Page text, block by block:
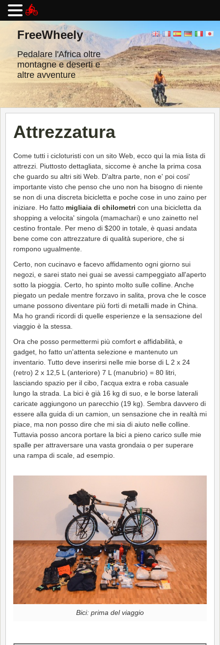
contenutoFreeWheely
Pedalare l'Africa oltre
montagne e deserti e
altre avventure
Attrezzatura
Come tutti i cicloturisti con un sito Web, ecco qui la mia lista di
attrezzi. Piuttosto dettagliata, siccome è anche la prima cosa
che guardo su altri siti Web. D'altra parte, non e' poi cosi'
importante visto che penso che uno non ha bisogno di niente
se non di una discreta bicicletta e poche cose in uno zaino per
iniziare. Ho fatto migliaia di chilometri con una bicicletta da
shopping a velocita' singola (mamachari) e uno zainetto nel
cestino frontale. Per meno di $200 in totale, è quasi andata
bene come con attrezzature di qualità superiore, che si
rompono ugualmente.
Certo, non cucinavo e facevo affidamento ogni giorno sui
negozi, e sarei stato nei guai se avessi campeggiato all'aperto
sotto la pioggia. Certo, ho spinto molto sulle colline. Anche
piegato un pedale mentre forzavo in salita, prova che le cosce
umane possono diventare più forti di metalli made in China.
Ma ho grandi ricordi di quelle esperienze e la sensazione del
viaggio è la stessa.
Ora che posso permettermi più comfort e affidabilità, e
gadget, ho fatto un'attenta selezione e mantenuto un
inventario. Tutto deve inserirsi nelle mie borse di L 2 x 24
(retro) 2 x 12,5 L (anteriore) 7 L (manubrio) = 80 litri,
lasciando spazio per il cibo, l'acqua extra e roba casuale
lungo la strada. La bici è già 16 kg di suo, e le borse laterali
caricate aggiungono un parecchio (19 kg). Sembra davvero di
essere alla guida di un camion, un sensazione che in realtà mi
piace, ma non posso dire che mi sia di aiuto nelle colline.
Tuttavia posso ancora portare la bici a pieno carico sulle mie
spalle per attraversare una vasta grondaia o per superare
una rampa di scale, ad esempio.
Bici: prima del viaggio